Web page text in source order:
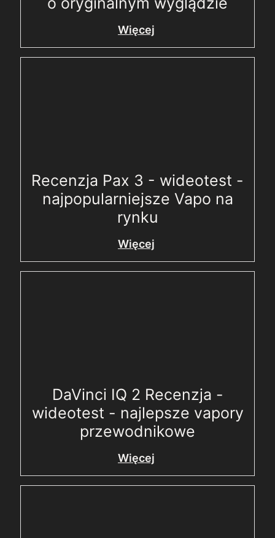
Więcej
Recenzja Pax 3 - wideotest -
najpopularniejsze Vapo na
rynku
Więcej
DaVinci IQ 2 Recenzja -
wideotest - najlepsze vapory
przewodnikowe
Więcej